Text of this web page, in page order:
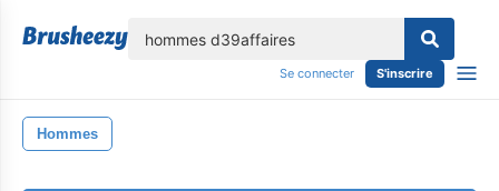
Se connecter S'inscrire
Hommes